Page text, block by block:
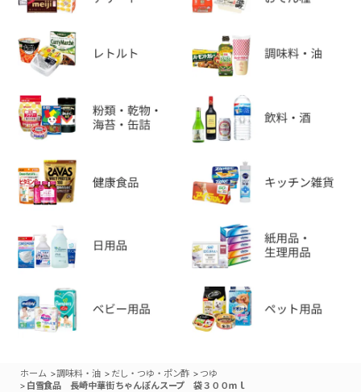
ホーム >調味料・油 > だし・つゆ・ポン酢 > つゆ
> 白雪食品 長崎中華街 ちゃんぽんスープ 袋３００ｍｌ